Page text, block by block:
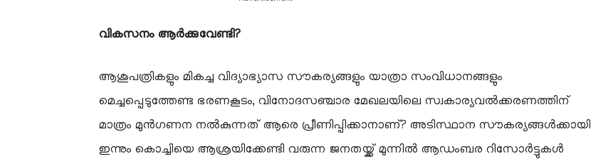
വികസനം ആർക്കുവേണ്ടി?
ആശുപത്രികളും മികച്ച വിദ്യാഭ്യാസ സൗകര്യങ്ങളും യാത്രാ സംവിധാനങ്ങളും
മെച്ചപ്പെടുത്തേണ്ട ഭരണകൂടം, വിനോദസഞ്ചാര മേഖലയിലെ സ്വകാര്യവൽക്കരണത്തിന്
മാത്രം മുൻഗണന നൽകുന്നത് ആരെ പ്രീണിപ്പിക്കാനാണ്? അടിസ്ഥാന സൗകര്യങ്ങൾക്കായി
ഇന്നും കൊച്ചിയെ ആശ്രയിക്കേണ്ടി വരുന്ന ജനതയ്ക്ക് മുന്നിൽ ആഡംബര റിസോർട്ടുകൾ